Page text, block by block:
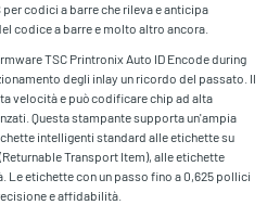
codici a barre che rileva e anticipa
codice a barre e molto altro ancora.
TSC Printronix Auto ID Encode during
degli inlay un ricordo del passato. Il
velocità e può codificare chip ad alta
Questa stampante supporta un'ampia
intelligenti standard alle etichette su
Transport Item), alle etichette
Le etichette con un passo fino a 0,625 pollici
e affidabilità.